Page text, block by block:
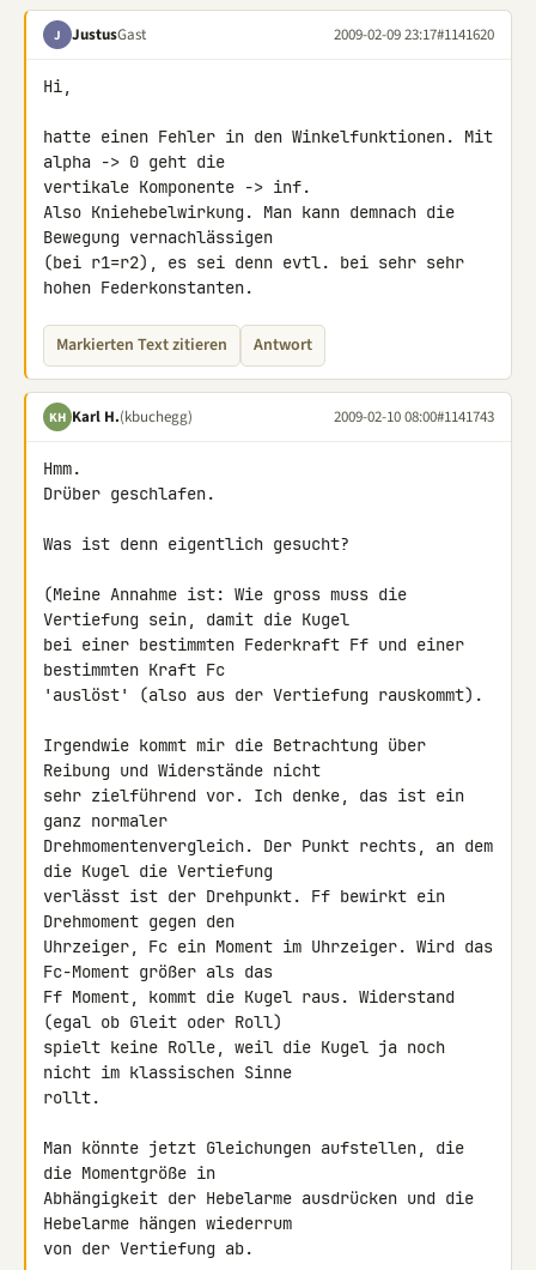
J JustusGast 2009-02-09 23:17#1141620
Hi,
hatte einen Fehler in den Winkelfunktionen. Mit
alpha -> 0 geht die
vertikale Komponente -> inf.
Also Kniehebelwirkung. Man kann demnach die
Bewegung vernachlässigen
(bei r1=r2), es sei denn evtl. bei sehr sehr
hohen Federkonstanten.
Markierten Text zitieren Antwort
KH Karl H.(kbuchegg) 2009-02-10 08:00#1141743
Hmm.
Drüber geschlafen.
Was ist denn eigentlich gesucht?
(Meine Annahme ist: Wie gross muss die
Vertiefung sein, damit die Kugel
bei einer bestimmten Federkraft Ff und einer
bestimmten Kraft Fc
'auslöst' (also aus der Vertiefung rauskommt).
Irgendwie kommt mir die Betrachtung über
Reibung und Widerstände nicht
sehr zielführend vor. Ich denke, das ist ein
ganz normaler
Drehmomentenvergleich. Der Punkt rechts, an dem
die Kugel die Vertiefung
verlässt ist der Drehpunkt. Ff bewirkt ein
Drehmoment gegen den
Uhrzeiger, Fc ein Moment im Uhrzeiger. Wird das
Fc-Moment größer als das
Ff Moment, kommt die Kugel raus. Widerstand
(egal ob Gleit oder Roll)
spielt keine Rolle, weil die Kugel ja noch
nicht im klassischen Sinne
rollt.
Man könnte jetzt Gleichungen aufstellen, die
die Momentgröße in
Abhängigkeit der Hebelarme ausdrücken und die
Hebelarme hängen wiederrum
von der Vertiefung ab.